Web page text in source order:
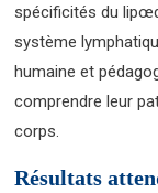
spécificités du
système
humaine et
comprendre leur
corps.
Résultats